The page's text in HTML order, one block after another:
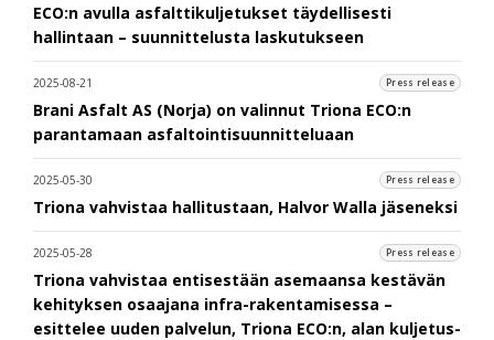
ECO:n avulla asfalttikuljetukset täydellisesti
hallintaan – suunnittelusta laskutukseen
2025-08-21 Press release
Brani Asfalt AS (Norja) on valinnut Triona ECO:n
parantamaan asfaltointisuunnitteluaan
2025-05-30 Press release
Triona vahvistaa hallitustaan, Halvor Walla jäseneksi
2025-05-28 Press release
Triona vahvistaa entisestään asemaansa kestävän
kehityksen osaajana infra-rakentamisessa –
esittelee uuden palvelun, Triona ECO:n, alan kuljetus-